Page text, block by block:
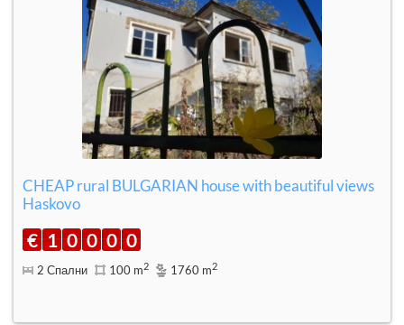
CHEAP rural BULGARIAN house with beautiful views
Haskovo
€ 1 0 0 0 0
2 Спални 100 m2 1760 m2